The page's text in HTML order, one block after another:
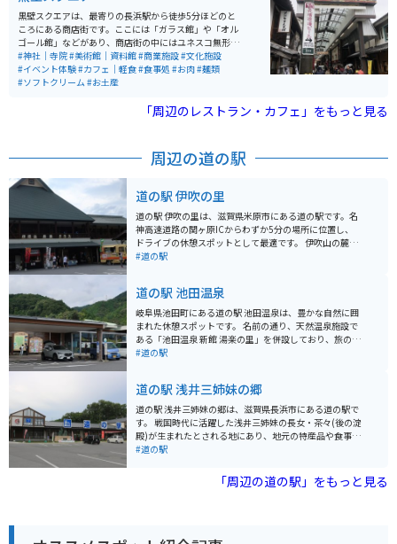
黒壁スクエアは、最寄りの長浜駅から徒歩5分ほどのと
ころにある商店街です。ここには「ガラス館」や「オル
ゴール館」などがあり、商店街の中にはユネスコ無形文
化遺産に指定された曳山祭りについて学べる「曳山博物
館」や「海洋堂」のフィギュアミュージカルもありま
す。 長浜名物ののっぺいうどんや鯖そうめん、近江牛な
ーツ店なども多くあるため、幅広い年齢層が楽しめま
#神社｜寺院#美術館｜資料館#商業施設#文化施設
#イベント体験#カフェ｜軽食#食事処 #お肉#麺類
#ソフトクリーム#お土産
「周辺のレストラン・カフェ」をもっと見る
周辺の道の駅
道の駅 伊吹の里
道の駅 伊吹の里は、滋賀県米原市にある道の駅です。名
神高速道路の関ヶ原ICからわずか5分の場所に位置し、
ドライブの休憩スポットとして最適です。 伊吹山の麓に
広がる自然豊かな場所で、四季折々の美しい景色を楽し
地元の新鮮な野菜や果物を販売する農産物直売所や、伊
吹そばなどの地元グルメが味わえるレストランがありま
す。 伊吹山は日本百名山の一つであり、登山道も整備さ
れています。登山に挑戦する際は、道の駅 伊吹の里で情
報収集をするのがおすすめです。また、周辺には、醒井
#道の駅
道の駅 池田温泉
岐阜県池田町にある道の駅 池田温泉は、豊かな自然に囲
まれた休憩スポットです。 名前の通り、天然温泉施設で
ある「池田温泉 新館 湯楽の里」を併設しており、旅の疲
れを癒すのに最適です。 泉質はナトリウム・カルシウム-
な野菜や果物、特産品などを購入することができます。
特に、池田町は富有柿の産地として知られており、秋に
は旬の甘い柿を味わうことができます。 バイクで訪れる
場合、道の駅には広々とした駐車場が完備されているの
で安心です。 周辺には、池田山麓を走る快適なワインデ
池田町の魅力を満喫してみてください。
#道の駅
道の駅 浅井三姉妹の郷
道の駅 浅井三姉妹の郷は、滋賀県長浜市にある道の駅で
す。 戦国時代に活躍した浅井三姉妹の長女・茶々(後の淀
殿)が生まれたとされる地にあり、地元の特産品や食事
処、歴史資料館などが併設されています。周辺には、小
点在しており、戦国時代や歴史に興味のある方にはおす
#道の駅
「周辺の道の駅」をもっと見る